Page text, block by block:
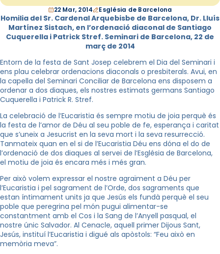
22 Mar, 2014 Església de Barcelona
Homilia del Sr. Cardenal Arquebisbe de Barcelona, Dr. Lluís
Martínez Sistach, en l’ordenació diaconal de Santiago
Cuquerella i Patrick Stref. Seminari de Barcelona, 22 de
març de 2014
Entorn de la festa de Sant Josep celebrem el Dia del Seminari i
ens plau celebrar ordenacions diaconals o presbiterals. Avui, en
la capella del Seminari Conciliar de Barcelona ens disposem a
ordenar a dos diaques, els nostres estimats germans Santiago
Cuquerella i Patrick R. Stref.
La celebració de l’Eucaristia és sempre motiu de joia perquè és
la festa de l’amor de Déu al seu poble de fe, esperança i caritat
que s’uneix a Jesucrist en la seva mort i la seva resurrecció.
Tanmateix quan en el si de l’Eucaristia Déu ens dóna el do de
l’ordenació de dos diaques al servei de l’Església de Barcelona,
el motiu de joia és encara més i més gran.
Per això volem expressar el nostre agraïment a Déu per
l’Eucaristia i pel sagrament de l’Orde, dos sagraments que
estan íntimament units ja que Jesús els fundà perquè el seu
poble que peregrina pel món pugui alimentar-se
constantment amb el Cos i la Sang de l’Anyell pasqual, el
nostre únic Salvador. Al Cenacle, aquell primer Dijous Sant,
Jesús, instituí l’Eucaristia i digué als apòstols: “Feu això en
memòria meva”.